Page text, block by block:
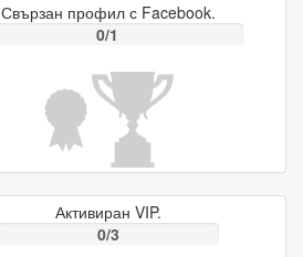
Свързан профил с Facebook.
0/1
Активиран VIP.
0/3